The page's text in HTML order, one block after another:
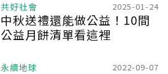
共好社會 2025-01-24
中秋送禮還能做公益！10間
公益月餅清單看這裡
永續地球 2022-09-07